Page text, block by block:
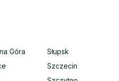
Góra
Słupsk
Szczecin